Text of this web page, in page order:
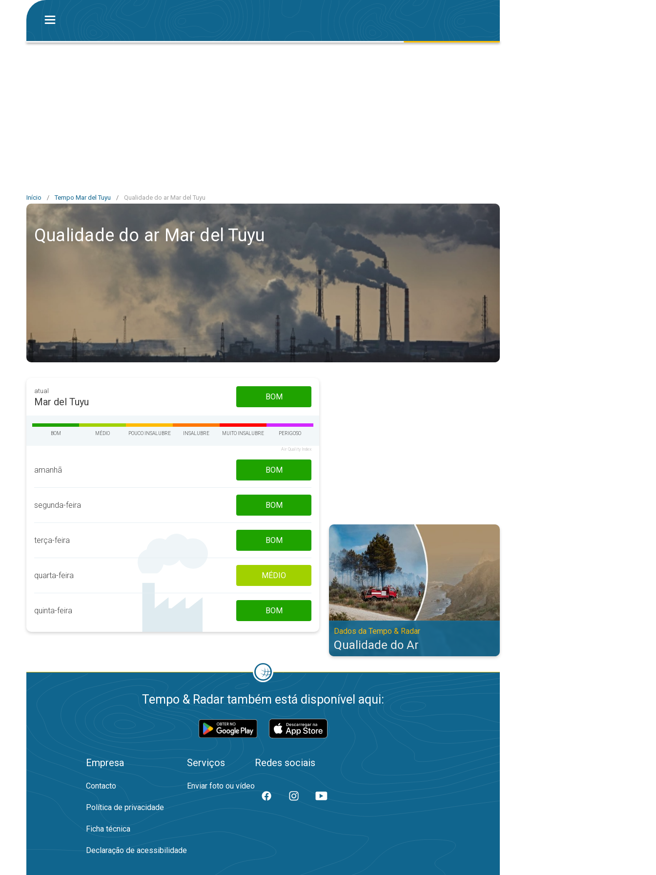
Início / Tempo Mar del Tuyu / Qualidade do ar Mar del Tuyu
Qualidade do ar Mar del Tuyu
atual
Mar del Tuyu BOM
BOM MÉDIO POUCO INSALUBRE INSALUBRE MUITO INSALUBRE PERIGOSO
Air Quality Index
amanhã BOM
segunda-feira BOM
terça-feira BOM
quarta-feira MÉDIO
quinta-feira BOM
Qualidade do Ar. Dados da Tempo & Radar. . .
Dados da Tempo & Radar
Qualidade do Ar
Tempo & Radar também está disponível aqui:
Empresa
Contacto
Política de privacidade
Ficha técnica
Declaração de acessibilidade
Serviços
Enviar foto ou vídeo
Redes sociais